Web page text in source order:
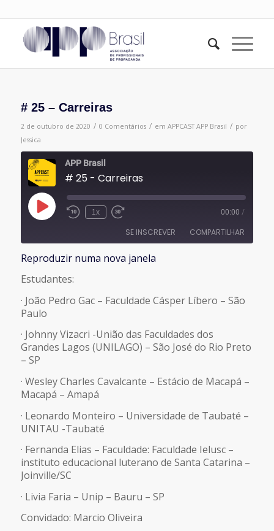
# 25 – Carreiras
2 de outubro de 2020 / 0 Comentários / em APPCAST APP Brasil / por
Jessica
APP Brasil
# 25 - Carreiras
Reproduzir
episódio
1x 00:00 /
SE INSCREVER COMPARTILHAR
FEED RSS
LINK
INCORPORAR
Reproduzir numa nova janela
Estudantes:
· João Pedro Gac – Faculdade Cásper Líbero – São
Paulo
· Johnny Vizacri -União das Faculdades dos
Grandes Lagos (UNILAGO) – São José do Rio Preto
– SP
· Wesley Charles Cavalcante – Estácio de Macapá –
Macapá – Amapá
· Leonardo Monteiro – Universidade de Taubaté –
UNITAU -Taubaté
· Fernanda Elias – Faculdade: Faculdade Ielusc –
instituto educacional luterano de Santa Catarina –
Joinville/SC
· Livia Faria – Unip – Bauru – SP
Convidado: Marcio Oliveira